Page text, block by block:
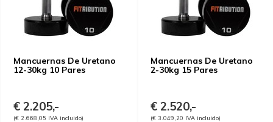
Mancuernas De Uretano
12-30kg 10 Pares
€ 2.205,-
(€ 2.668,05 IVA incluido)
Mancuernas De Uretano
2-30kg 15 Pares
€ 2.520,-
(€ 3.049,20 IVA incluido)